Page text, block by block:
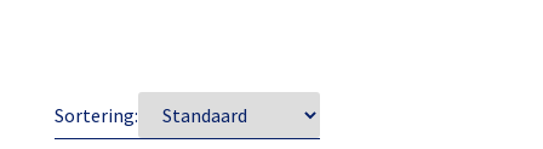
Sortering: